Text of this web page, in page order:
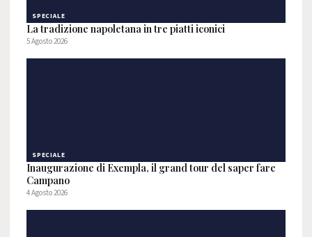
SPECIALE
La tradizione napoletana in tre piatti iconici
5 Agosto 2026
SPECIALE
Inaugurazione di Exempla, il grand tour del saper fare
Campano
4 Agosto 2026